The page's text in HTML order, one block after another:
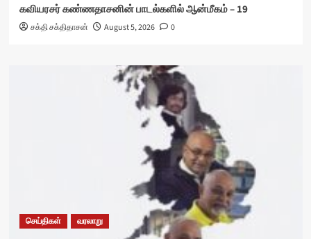
கவியரசர் கண்ணதாசனின் பாடல்களில் ஆன்மீகம் – 19
சக்தி சக்திதாசன் August 5, 2026 0
செய்திகள் வரலாறு